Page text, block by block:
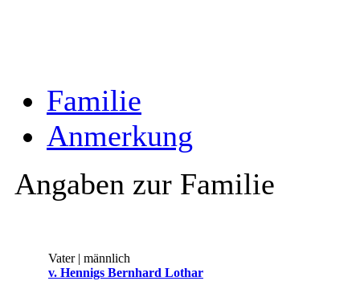
Familie
Anmerkung
Angaben zur Familie
Vater | männlich
v. Hennigs Bernhard Lothar